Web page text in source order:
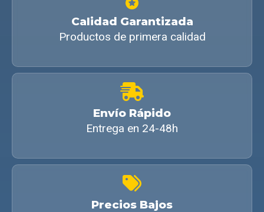
Calidad Garantizada
Productos de primera calidad
Envío Rápido
Entrega en 24-48h
Precios Bajos